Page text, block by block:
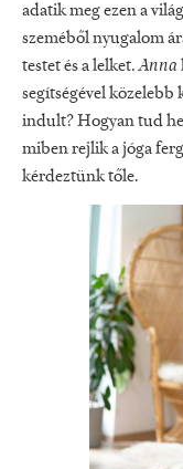
adatik meg ezen a
szeméből nyugalom
testet és a lelket.Anna
segítségével
indult? Hogyan tud
miben rejlik a jóga
kérdeztünk tőle.